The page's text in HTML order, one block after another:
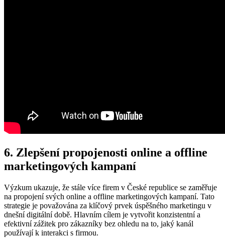
6. Zlepšení propojenosti online a ‍offline
marketingových kampaní
Výzkum ukazuje, že stále⁤ více firem v‌ České republice se zaměřuje
na propojení svých ⁣online⁣ a offline marketingových kampaní. Tato
strategie je považována za klíčový prvek úspěšného marketingu v
dnešní digitální době. Hlavním cílem je vytvořit konzistentní a
efektivní zážitek pro⁢ zákazníky bez ohledu na to, jaký kanál
používají k ​interakci s firmou.